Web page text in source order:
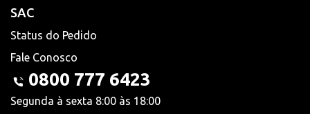
SAC
Status do Pedido
Fale Conosco
0800 777 6423
Segunda à sexta 8:00 às 18:00